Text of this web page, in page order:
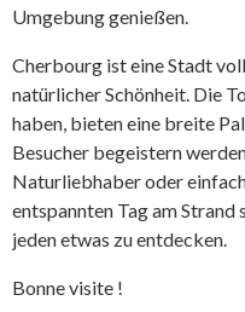
Umgebung genießen.
Cherbourg ist eine Stadt
natürlicher Schönheit. Die
haben, bieten eine breite
Besucher begeistern
Naturliebhaber oder
entspannten Tag am
jeden etwas zu entdecken.
Bonne visite !